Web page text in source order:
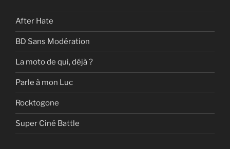
After Hate
BD Sans Modération
La moto de qui, déjà ?
Parle à mon Luc
Rocktogone
Super Ciné Battle